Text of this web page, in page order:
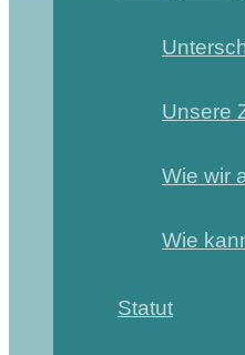
Unsere
Wie wir
Wie
Statut